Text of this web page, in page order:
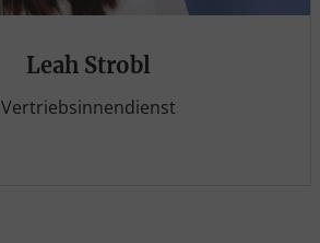
Leah Strobl
Vertriebsinnendienst